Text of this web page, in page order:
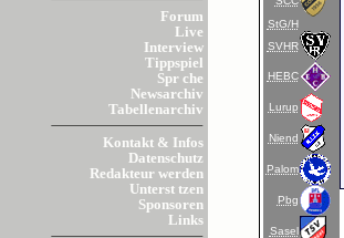
Forum
Live
Interview
Tippspiel
Spr che
Newsarchiv
Tabellenarchiv
Kontakt & Infos
Datenschutz
Redakteur werden
Unterst tzen
Sponsoren
Links
StG/H
SVHR
HEBC
Lurup
Niend
Palom
Pbg
Sasel